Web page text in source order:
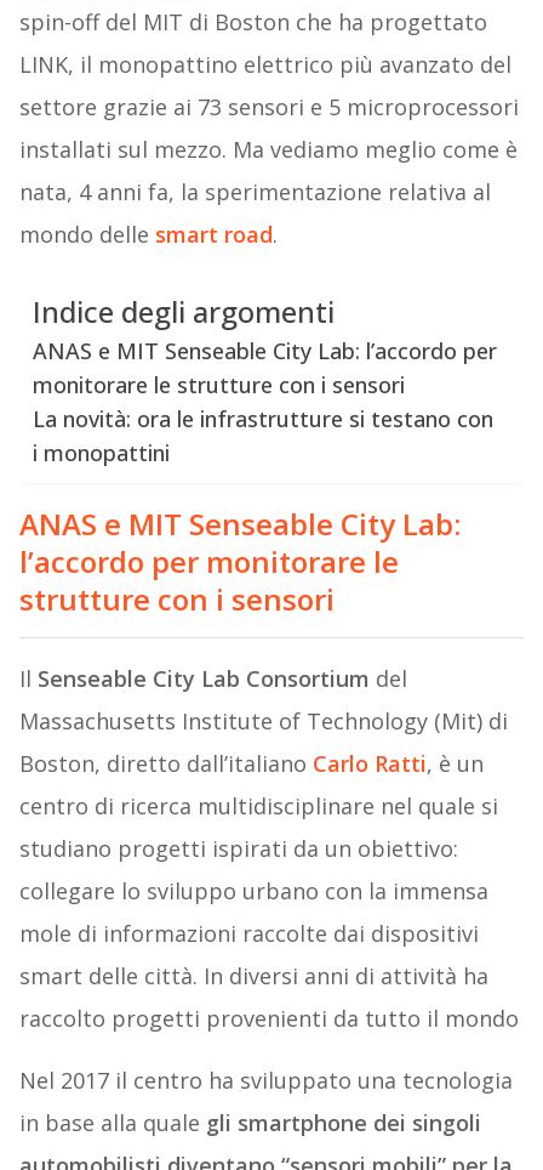
spin-off del MIT di Boston che ha progettato
LINK, il monopattino elettrico più avanzato del
settore grazie ai 73 sensori e 5 microprocessori
installati sul mezzo. Ma vediamo meglio come è
nata, 4 anni fa, la sperimentazione relativa al
mondo delle smart road.
Indice degli argomenti
ANAS e MIT Senseable City Lab: l’accordo per
monitorare le strutture con i sensori
La novità: ora le infrastrutture si testano con
i monopattini
ANAS e MIT Senseable City Lab:
l’accordo per monitorare le
strutture con i sensori
Il Senseable City Lab Consortium del
Massachusetts Institute of Technology (Mit) di
Boston, diretto dall’italiano Carlo Ratti, è un
centro di ricerca multidisciplinare nel quale si
studiano progetti ispirati da un obiettivo:
collegare lo sviluppo urbano con la immensa
mole di informazioni raccolte dai dispositivi
smart delle città. In diversi anni di attività ha
raccolto progetti provenienti da tutto il mondo
Nel 2017 il centro ha sviluppato una tecnologia
in base alla quale gli smartphone dei singoli